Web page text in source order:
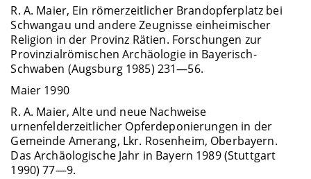
R. A. Maier, Ein römerzeitlicher Brandopferplatz bei
Schwangau und andere Zeugnisse einheimischer
Religion in der Provinz Rätien. Forschungen zur
Provinzialrömischen Archäologie in Bayerisch-
Schwaben (Augsburg 1985) 231—56.
Maier 1990
R. A. Maier, Alte und neue Nachweise
urnenfelderzeitlicher Opferdeponierungen in der
Gemeinde Amerang, Lkr. Rosenheim, Oberbayern.
Das Archäologische Jahr in Bayern 1989 (Stuttgart
1990) 77—9.